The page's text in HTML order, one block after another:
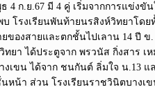
4 ก.ย.67 มี 4 คู่ เริ่มจากการแข่ง
บ โรงเรียนพันท้ายนรสิงห์วิทยาโ
องสายและตกชั้นไปเลาน 14 ปี
ทยา ได้ประตูจาก พรวนัส กิ่งสาร
งเขน ได้จาก ชนกันต์ ลิ่มใจ น.13
หน้า ส่วน โรงเรียนราชวินิตบาง